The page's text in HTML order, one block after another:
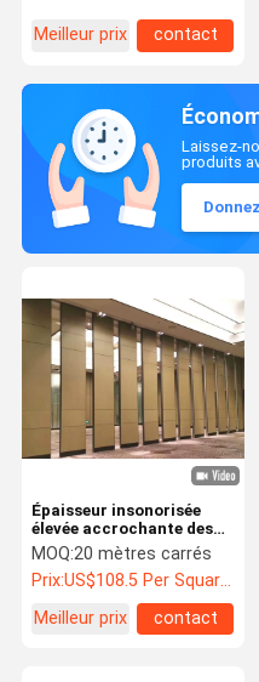
Meilleur prix contact
Laissez-
produits
Épaisseur insonorisée
élevée accrochante des
cloisons de séparation
d'amphithéâtre 80mm
100mm 110mm
MOQ:20 mètres carrés
Prix:US$108.5 Per Square Meter
Meilleur prix
contact